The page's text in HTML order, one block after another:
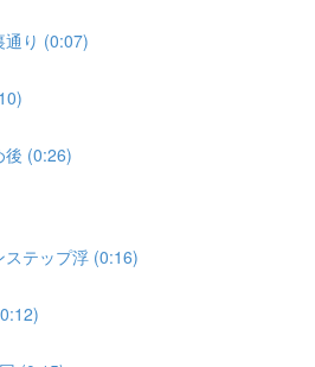
通り (0:07)
後 (0:26)
テップ浮 (0:16)